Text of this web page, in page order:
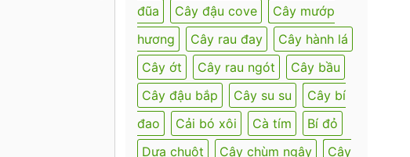
đũa
Cây đậu cove
Cây mướp
hương
Cây rau đay
Cây hành lá
Cây ớt
Cây rau ngót
Cây bầu
Cây đậu bắp
Cây su su
Cây bí
đao
Cải bó xôi Cà tím
Bí đỏ
Dưa chuột
Cây chùm ngây
Cây